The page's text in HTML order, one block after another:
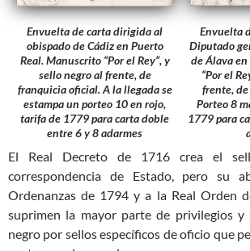
Envuelta de carta dirigida al
obispado de Cádiz en Puerto
Real. Manuscrito “Por el Rey”, y
sello negro al frente, de
franquicia oficial. A la llegada se
estampa un porteo 10 en rojo,
tarifa de 1779 para carta doble
entre 6 y 8 adarmes
Envuelta
Diputado
de Álava
“Por el
frente,
Porteo 8
1779 para
El Real Decreto de 1716 crea el
correspondencia de Estado, pero su
Ordenanzas de 1794 y a la Real Orden
suprimen la mayor parte de privilegios y
negro por sellos específicos de oficio que